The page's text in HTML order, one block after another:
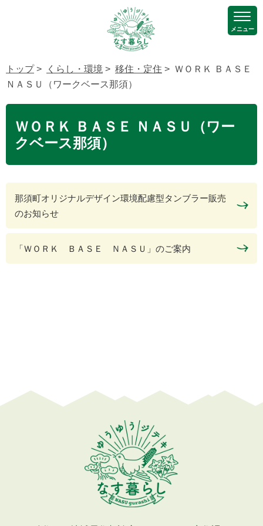
メニュー
トップ> くらし・環境 > 移住・定住 > ＷＯＲＫ ＢＡＳＥ
ＮＡＳＵ（ワークベース那須）
ＷＯＲＫ ＢＡＳＥ ＮＡＳＵ（ワー
クベース那須）
那須町オリジナルデザイン環境配慮型タンブラー販売
のお知らせ
「ＷＯＲＫ ＢＡＳＥ ＮＡＳＵ」のご案内